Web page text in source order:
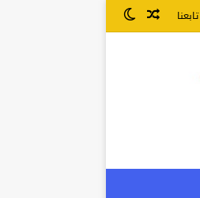
تابعنا مقال عشوائي
الوضع المظلم